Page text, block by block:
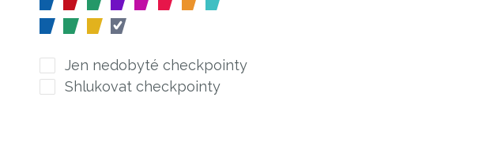
Jen nedobyté checkpointy
Shlukovat checkpointy